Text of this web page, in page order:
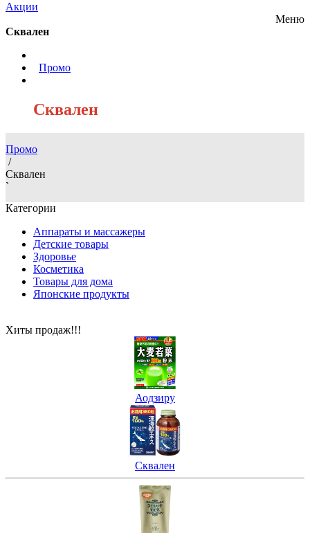
Акции
Меню
Сквален
Промо
Сквален
Промо
/
Сквален
`
Категории
Аппараты и массажеры
Детские товары
Здоровье
Косметика
Товары для дома
Японские продукты
Хиты продаж!!!
Аодзиру
Сквален